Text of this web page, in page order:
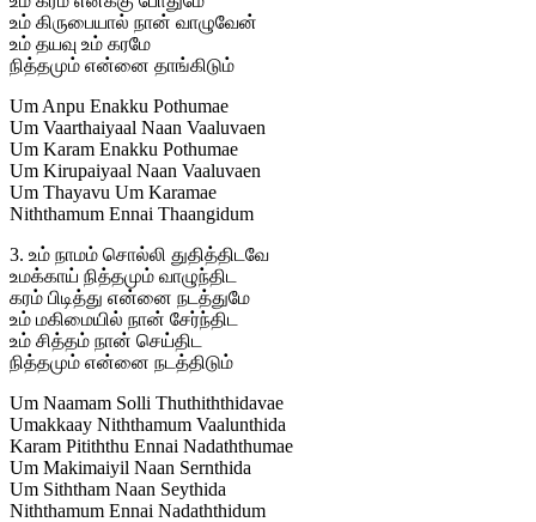
உம் கிருபையால் நான் வாழுவேன்
உம் தயவு உம் கரமே
நித்தமும் என்னை தாங்கிடும்
Um Anpu Enakku Pothumae
Um Vaarthaiyaal Naan Vaaluvaen
Um Karam Enakku Pothumae
Um Kirupaiyaal Naan Vaaluvaen
Um Thayavu Um Karamae
Niththamum Ennai Thaangidum
3. உம் நாமம் சொல்லி துதித்திடவே
உமக்காய் நித்தமும் வாழுந்திட
கரம் பிடித்து என்னை நடத்துமே
உம் மகிமையில் நான் சேர்ந்திட
உம் சித்தம் நான் செய்திட
நித்தமும் என்னை நடத்திடும்
Um Naamam Solli Thuthiththidavae
Umakkaay Niththamum Vaalunthida
Karam Pitiththu Ennai Nadaththumae
Um Makimaiyil Naan Sernthida
Um Siththam Naan Seythida
Niththamum Ennai Nadaththidum